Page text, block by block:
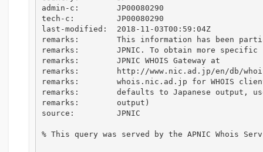
admin-c:        JP00080290
tech-c:         JP00080290
last-modified:  2018-11-03T00:59:04Z
remarks:        This information has been
remarks:        JPNIC. To obtain more specific
remarks:        JPNIC WHOIS Gateway at
remarks:        http://www.nic.ad.jp/en/db/
remarks:        whois.nic.ad.jp for WHOIS
remarks:        defaults to Japanese output,
remarks:        output)
source:         JPNIC
% This query was served by the APNIC Whois